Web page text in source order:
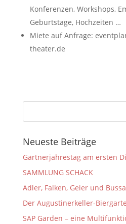
Konferenzen, Workshops,
Geburtstage, Hochzeiten …
Miete auf Anfrage:
theater.de
Neueste Beiträge
Gärtnerjahrestag am ersten
SAMMLUNG SCHACK
Adler, Falken, Geier und
Der Augustinerkeller-
SAP Garden – eine